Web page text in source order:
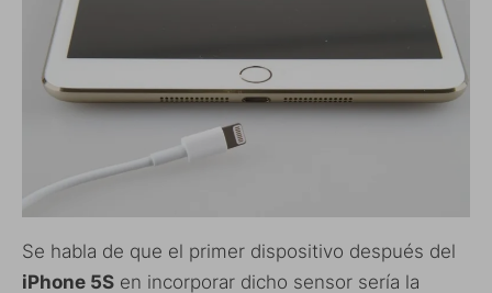
Se habla de que el primer dispositivo después del
iPhone 5S en incorporar dicho sensor sería la